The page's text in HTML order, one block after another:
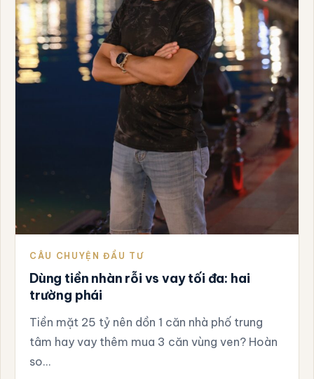
CÂU CHUYỆN ĐẦU TƯ
Dùng tiền nhàn rỗi vs vay tối đa: hai
trường phái
Tiền mặt 25 tỷ nên dồn 1 căn nhà phố trung
tâm hay vay thêm mua 3 căn vùng ven? Hoàn
so…